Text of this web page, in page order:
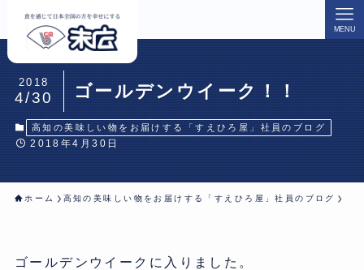
MENU
ゴールデンウイーク！！
2018
4/30
高知の美味しい物をお届けする「すえひろ屋」社員のブログ
2018年4月30日
ホーム 高知の美味しい物をお届けする「すえひろ屋」社員のブログ
ゴールデンウイークに入りました。